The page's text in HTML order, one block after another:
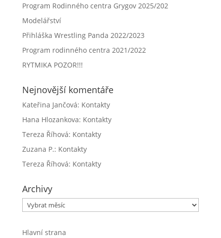
Program Rodinného centra Grygov 2025/202
Modelářství
Přihláška Wrestling Panda 2022/2023
Program rodinného centra 2021/2022
RYTMIKA POZOR!!!
Nejnovější komentáře
Kateřina Jančová: Kontakty
Hana Hlozankova: Kontakty
Tereza Říhová: Kontakty
Zuzana P.: Kontakty
Tereza Říhová: Kontakty
Archivy
Archivy
Hlavní strana